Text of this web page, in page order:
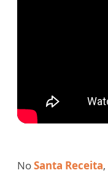
NoSanta Receita,